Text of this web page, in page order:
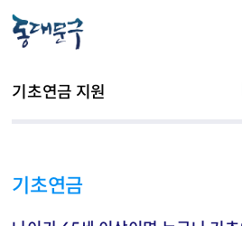
기초연금 지원
기초연금